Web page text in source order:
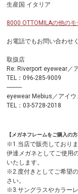
生産国 イタリア
8000 OTTOMILAの他の
お電話でもお問い合わせ
取扱店
Re: Riverport eyewear／
TEL：096-285-9009
----------
eyewear Mebius／アイウ
TEL：03-5728-2018
【メガネフレームをご購入の方
※1.当店で販売しており
伊達メガネとしてご使用
いたします。
※2.度付きとしてご希望
さい。
※3.サングラスやカラー